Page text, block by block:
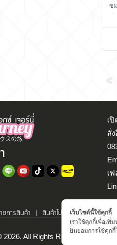
ซ
ซม.
เ
สั่
เ
ยการสินค้า สินค้าโปรโมชั่น แจ้งโอนเงิน
All Rights Reserved
เว็บไซต์นี้ใช้คุกกี้
เราใช้คุกกี้เพื่อเ
ยินยอมการใช้คุก